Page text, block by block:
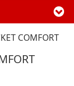
COMFORT